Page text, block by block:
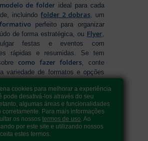
modelo de folder ideal para cada
incluindofolder 2 dobras, um
perfeito para organizar
de forma estratégica, ou Flyer,
festas e eventos com
rápidas e resumidas. Se tem
como fazer folders, conte
variedade de formatos e opções
ágil, entrega rápida e
garantida para levar sua
a outro nível!
cookies para melhorar a experiência
pode desativá-los através do seu
algumas áreas e funcionalidades
corretamente. Para mais informações
os nossostermos de uso. Ao
por este site e utilizando nossos
estes termos.